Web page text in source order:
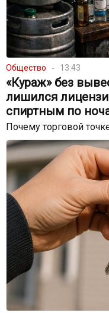
Общество 13:43
«Кураж» без
лишился
спиртным по
Почему торговой